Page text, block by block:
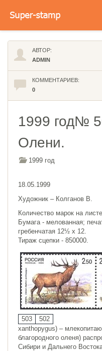
АВТОР:
ADMIN
КОММЕНТАРИЕВ:
0
1999 год№
Олени.
1999 год
18.05.1999
Художник – Колганов В.
Количество марок на
Бумага - мелованная;
гребенчатая 12½ x 12.
Тираж сцепки - 850000.
503 502
xanthopygus) –
благородного оленя)
Сибири и Дальнего